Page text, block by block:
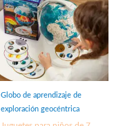
Globo de aprendizaje de
exploración geocéntrica